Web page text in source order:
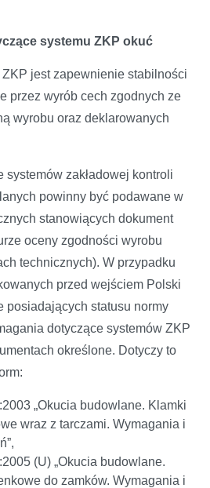
systemu ZKP okuć
jest zapewnienie stabilności
przez wyrób cech zgodnych ze
wyrobu oraz deklarowanych
systemów zakładowej kontroli
powinny być podawane w
stanowiących dokument
oceny zgodności wyrobu
technicznych). W przypadku
przed wejściem Polski
posiadających statusu normy
dotyczące systemów ZKP
określone. Dotyczy to
„Okucia budowlane. Klamki
wraz z tarczami. Wymagania i
(U) „Okucia budowlane.
do zamków. Wymagania i